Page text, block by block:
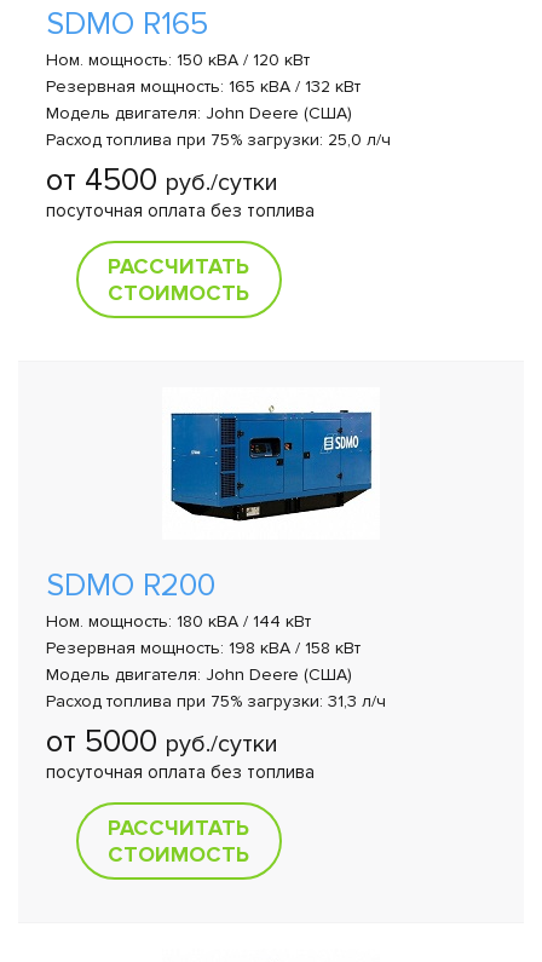
SDMO R165
Ном. мощность: 150 кВА / 120 кВт
Резервная мощность: 165 кВА / 132 кВт
Модель двигателя: John Deere (США)
Расход топлива при 75% загрузки: 25,0 л/ч
от 4500 руб./сутки
посуточная оплата без топлива
РАССЧИТАТЬ
СТОИМОСТЬ
SDMO R200
Ном. мощность: 180 кВА / 144 кВт
Резервная мощность: 198 кВА / 158 кВт
Модель двигателя: John Deere (США)
Расход топлива при 75% загрузки: 31,3 л/ч
от 5000 руб./сутки
посуточная оплата без топлива
РАССЧИТАТЬ
СТОИМОСТЬ